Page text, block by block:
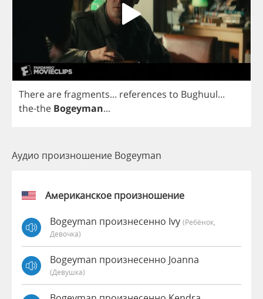
Therearefragments... references to Bughuul...
the-the Bogeyman...
Аудио произношение Bogeyman
Американское произношение
Bogeyman произнесенно Ivy (Ребёнок,
Девочка)
Bogeyman произнесенно Joanna
(девушка)